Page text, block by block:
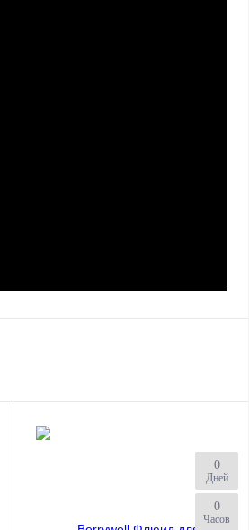
0
Дней
0
Часов